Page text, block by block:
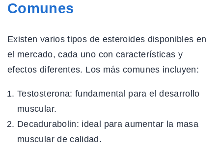
Comunes
Existen varios tipos de esteroides disponibles en
el mercado, cada uno con características y
efectos diferentes. Los más comunes incluyen:
Testosterona: fundamental para el desarrollo
muscular.
Decadurabolin: ideal para aumentar la masa
muscular de calidad.